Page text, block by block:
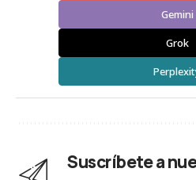
Gemini
Grok
Suscríbete a